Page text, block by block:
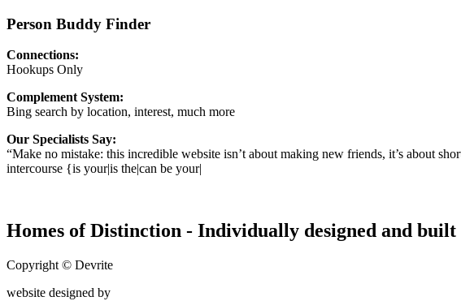
Person Buddy Finder
Connections:
Hookups Only
Complement System:
Bing search by location, interest, much more
Our Specialists Say:
“Make no mistake: this incredible website isn’t about making new friends, it’s about
intercourse {is your|is the|can be your|
Homes of Distinction - Individually designed and
Copyright © Devrite
website designed by